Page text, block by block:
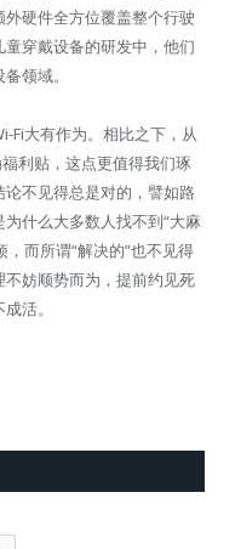
硬件全方位覆盖整个行驶
穿戴设备的研发中，他们
领域。
Fi大有作为。相比之下，从
利贴，这点更值得我们琢
不见得总是对的，譬如路
什么大多数人找不到“大麻
，而所谓“解决的”也不见得
妨顺势而为，提前约见死
活。